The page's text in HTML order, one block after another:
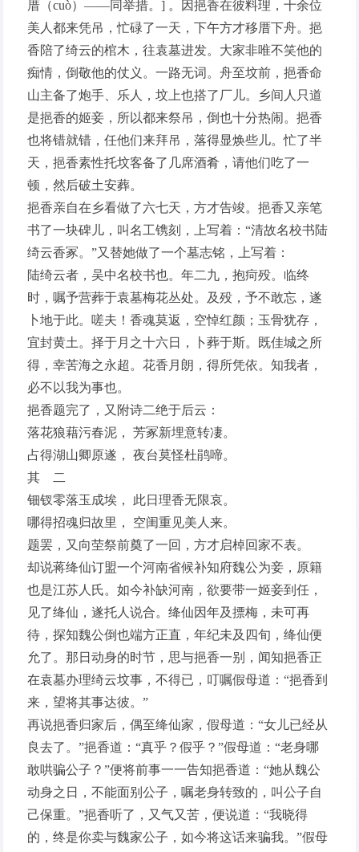
厝（cuò）——同举措。] 。因挹香在彼料理，十余位
美人都来凭吊，忙碌了一天，下午方才移厝下舟。挹
香陪了绮云的棺木，往袁墓进发。大家非唯不笑他的
痴情，倒敬他的仗义。一路无词。舟至坟前，挹香命
山主备了炮手、乐人，坟上也搭了厂儿。乡间人只道
是挹香的姬妾，所以都来祭吊，倒也十分热闹。挹香
也将错就错，任他们来拜吊，落得显焕些儿。忙了半
天，挹香素性托坟客备了几席酒肴，请他们吃了一
顿，然后破土安葬。
挹香亲自在乡看做了六七天，方才告竣。挹香又亲笔
书了一块碑儿，叫名工镌刻，上写着：“清故名校书陆
绮云香冢。”又替她做了一个墓志铭，上写着：
陆绮云者，吴中名校书也。年二九，抱疴殁。临终
时，嘱予营葬于袁墓梅花丛处。及殁，予不敢忘，遂
卜地于此。嗟夫！香魂莫返，空悼红颜；玉骨犹存，
宜封黄土。择于月之十六日，卜葬于斯。既佳城之所
得，幸苦海之永超。花香月朗，得所凭依。知我者，
必不以我为事也。
挹香题完了，又附诗二绝于后云：
落花狼藉污春泥， 芳冢新埋意转凄。
占得湖山卿原遂， 夜台莫怪杜鹃啼。
其 二
钿钗零落玉成埃， 此日理香无限哀。
哪得招魂归故里， 空闺重见美人来。
题罢，又向茔祭前奠了一回，方才启棹回家不表。
却说蒋绛仙订盟一个河南省候补知府魏公为妾，原籍
也是江苏人氏。如今补缺河南，欲要带一姬妾到任，
见了绛仙，遂托人说合。绛仙因年及摽梅，未可再
待，探知魏公倒也端方正直，年纪未及四旬，绛仙便
允了。那日动身的时节，思与挹香一别，闻知挹香正
在袁墓办理绮云坟事，不得已，叮嘱假母道：“挹香到
来，望将其事达彼。”
再说挹香归家后，偶至绛仙家，假母道：“女儿已经从
良去了。”挹香道：“真乎？假乎？”假母道：“老身哪
敢哄骗公子？”便将前事一一告知挹香道：“她从魏公
动身之日，不能面别公子，嘱老身转致的，叫公子自
己保重。”挹香听了，又气又苦，便说道：“我晓得
的，终是你卖与魏家公子，如今将这话来骗我。”假母